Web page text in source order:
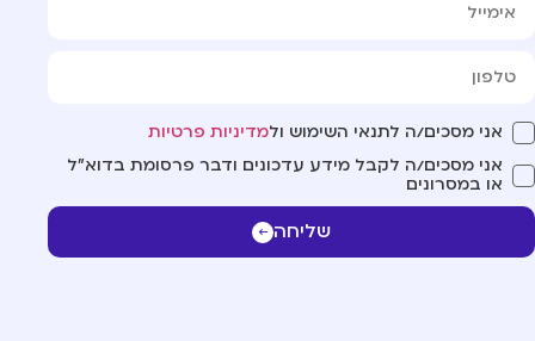
אני מסכים/ה לתנאי השימוש ולמדיניות פרטיות
אני מסכים/ה לקבל מידע עדכונים ודבר פרסומת בדוא"ל
או במסרונים
שליחה